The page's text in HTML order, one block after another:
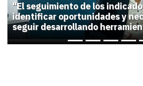
"El seguimiento de los
identificar oportunidades y
seguir desarrollando